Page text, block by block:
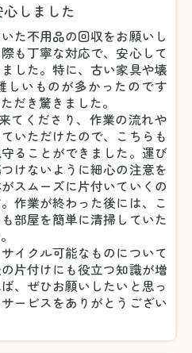
しました
た不用品の回収をお願いし
も丁寧な対応で、安心して
した。特に、古い家具や壊
しいものが多かったのです
だき驚きました。
てくださり、作業の流れや
いただけたので、こちらも
ることができました。運び
けないように細心の注意を
スムーズに片付いていくの
作業が終わった後には、こ
部屋を簡単に清掃していた
イクル可能なものについて
片付けにも役立つ知識が増
、ぜひお願いしたいと思っ
ービスをありがとうござい